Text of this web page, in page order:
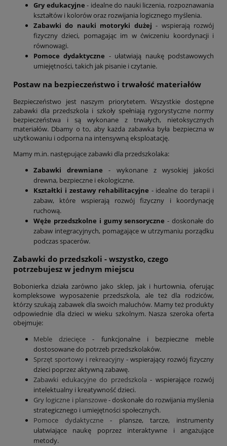
Gry edukacyjne - idealne do nauki liczenia, rozpoznawania
kształtów i kolorów oraz rozwijania logicznego myślenia.
Zabawki do nauki motoryki dużej - wspierają rozwój
fizyczny dzieci, pomagając im w ćwiczeniu koordynacji i
równowagi.
Pomoce dydaktyczne - ułatwiają naukę podstawowych
umiejętności, takich jak pisanie i czytanie.
Postaw na bezpieczeństwo i trwałość materiałów
Bezpieczeństwo jest naszym priorytetem. Wszystkie dostępne
zabawki dla przedszkola i szkoły spełniają rygorystyczne normy
bezpieczeństwa i są wykonane z trwałych, nietoksycznych
materiałów. Dbamy o to, aby każda zabawka była bezpieczna w
użytkowaniu i odporna na intensywną eksploatację.
Mamy m.in. następujące zabawki dla przedszkolaka:
Zabawki drewniane - wykonane z wysokiej jakości
drewna, bezpieczne i ekologiczne.
Kształtki i zestawy rehabilitacyjne - idealne do terapii i
zabaw, które wspierają rozwój fizyczny i koordynację
ruchową.
Węże przedszkolne i gumy sensoryczne - doskonałe do
zabaw integracyjnych, pomagające w utrzymaniu porządku
podczas spacerów.
Zabawki do przedszkoli - wszystko, czego
potrzebujesz w jednym miejscu
Bobonierka działa zarówno jako sklep, jak i hurtownia, oferując
kompleksowe wyposażenie przedszkola, ale też dla rodziców,
którzy szukają zabawek dla swoich maluchów. Mamy też produkty
odpowiednie dla dzieci w wieku szkolnym. Nasza szeroka oferta
obejmuje:
Meble dziecięce - funkcjonalne i bezpieczne meble
dostosowane do potrzeb przedszkolaków.
Sprzęt sportowy i rekreacyjny - wspierający rozwój fizyczny
dzieci poprzez aktywną zabawę.
Zabawki edukacyjne do przedszkola - wspierające rozwój
intelektualny i kreatywność dzieci.
Gry logiczne i planszowe- doskonałe do rozwijania myślenia
strategicznego i umiejętności społecznych.
Pomoce dydaktyczne - plansze, tarcze, instrumenty
ułatwiające naukę poprzez interaktywne i angażujące
metody.